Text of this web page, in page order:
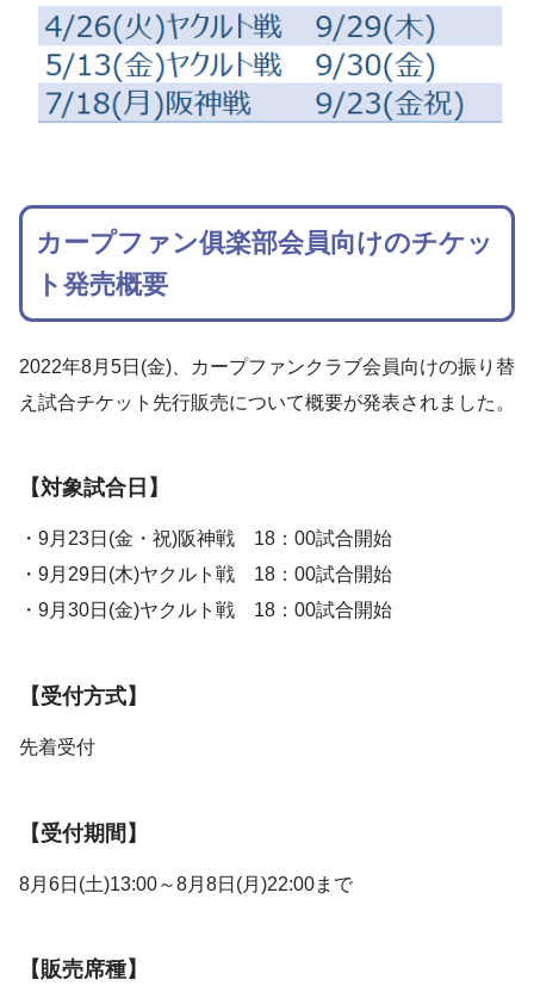
カープファン俱楽部会員向けのチケッ
ト発売概要
2022年8月5日(金)、カープファンクラブ会員向けの振り替
え試合チケット先行販売について概要が発表されました。
【対象試合日】
・9月23日(金・祝)阪神戦 18：00試合開始
・9月29日(木)ヤクルト戦 18：00試合開始
・9月30日(金)ヤクルト戦 18：00試合開始
【受付方式】
先着受付
【受付期間】
8月6日(土)13:00～8月8日(月)22:00まで
【販売席種】